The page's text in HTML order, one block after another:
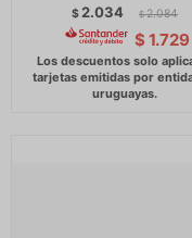
$ 2.034 $ 2.084
$ 1.729